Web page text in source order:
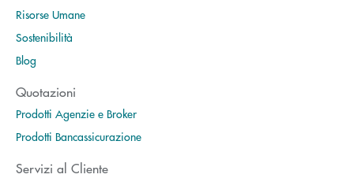
Risorse Umane
Sostenibilità
Blog
Quotazioni
Prodotti Agenzie e Broker
Prodotti Bancassicurazione
Servizi al Cliente